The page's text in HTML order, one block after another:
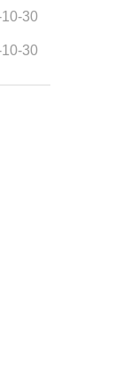
30
30